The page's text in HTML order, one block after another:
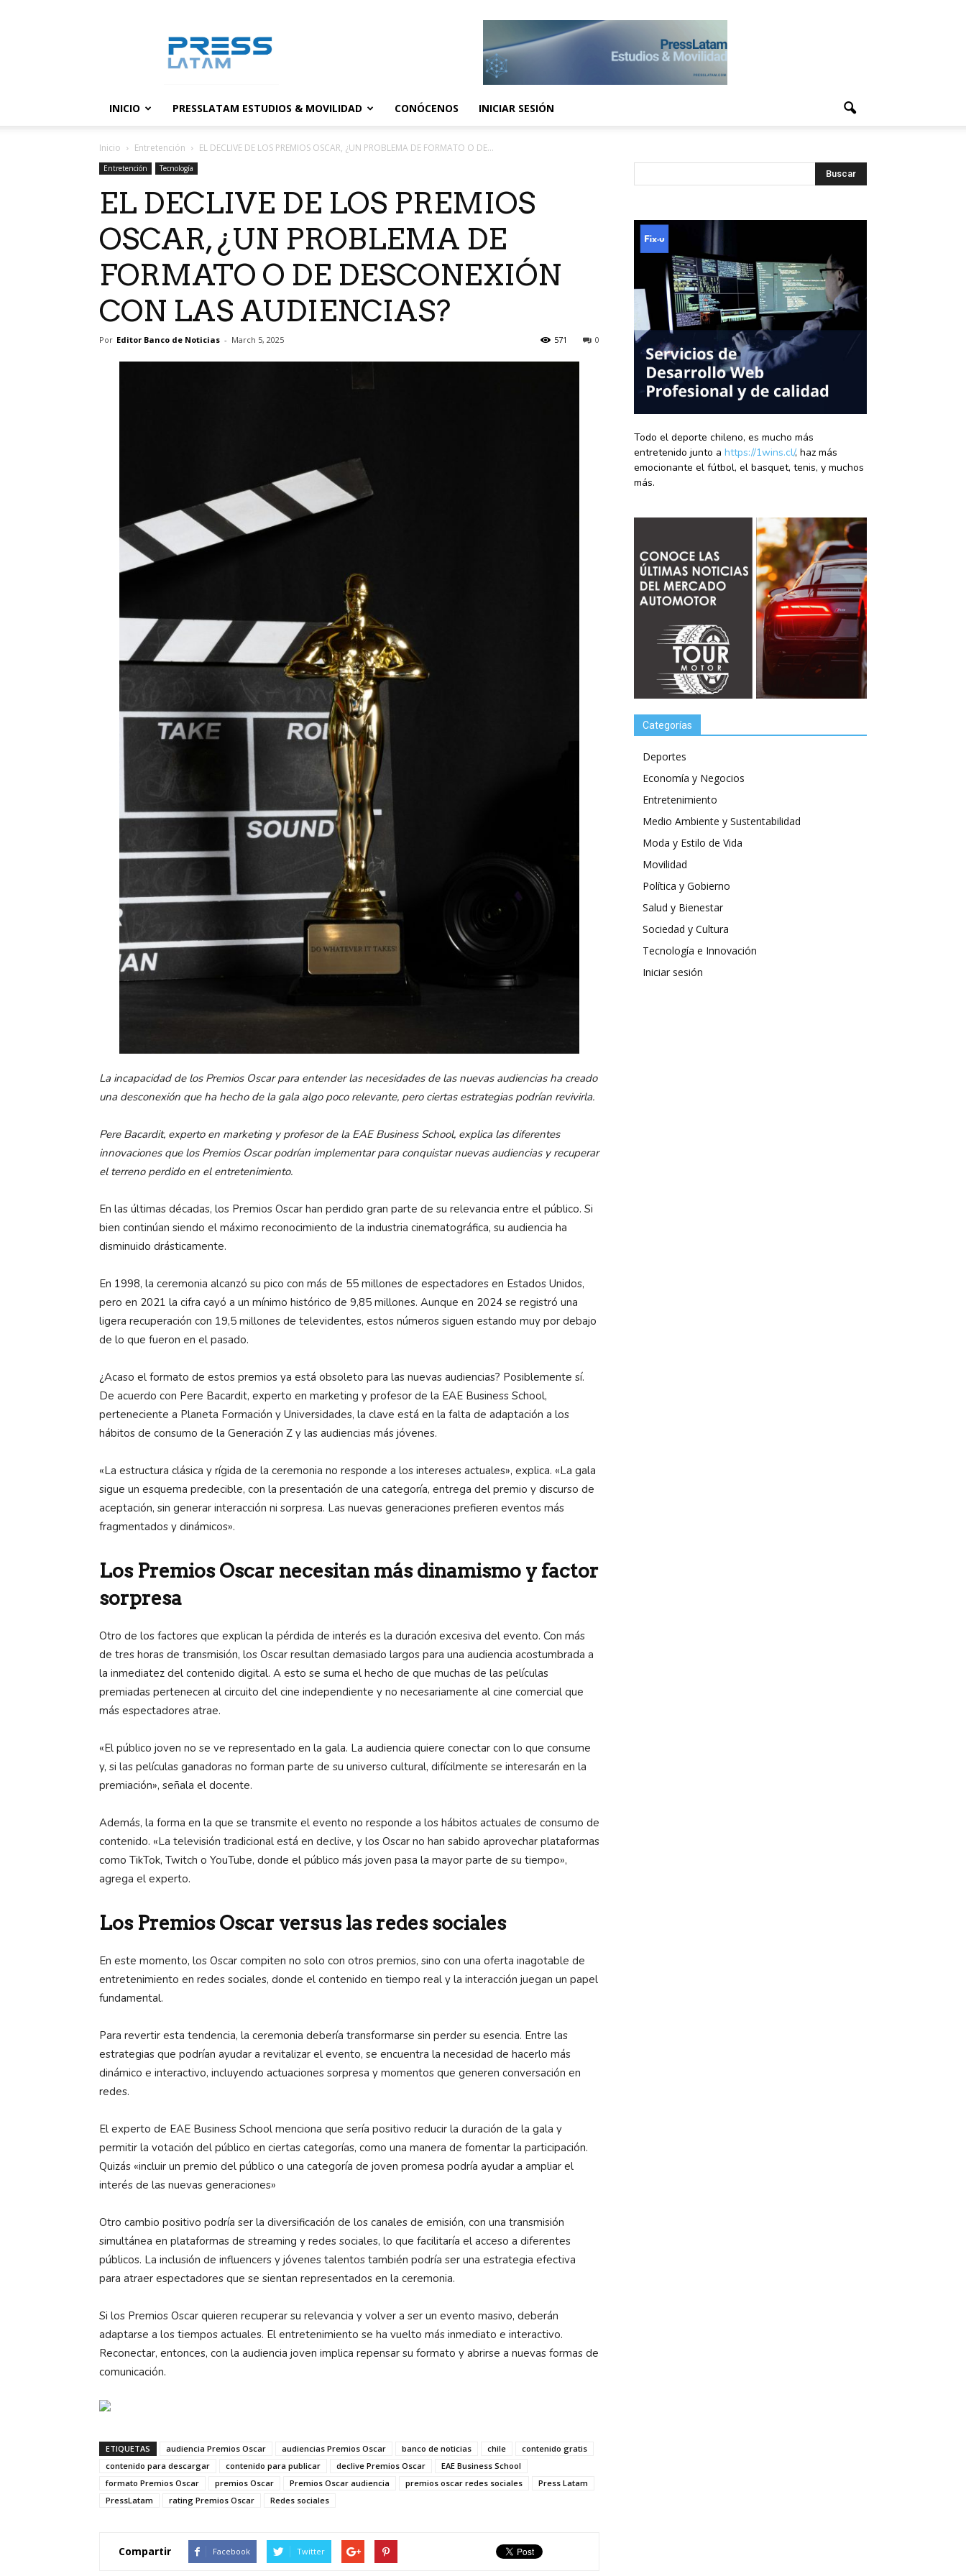
noticias
INICIO PRESSLATAM ESTUDIOS & MOVILIDAD CONÓCENOS INICIAR SESIÓN
Inicio Entretención EL DECLIVE DE LOS PREMIOS OSCAR, ¿UN PROBLEMA DE FORMATO O DE...
Entretención Tecnología
EL DECLIVE DE LOS PREMIOS
OSCAR, ¿UN PROBLEMA DE
FORMATO O DE DESCONEXIÓN
CON LAS AUDIENCIAS?
Por Editor Banco de Noticias - March 5, 2025 0
571
La incapacidad de los Premios Oscar para entender las necesidades de las nuevas audiencias ha creado
una desconexión que ha hecho de la gala algo poco relevante, pero ciertas estrategias podrían revivirla.
Pere Bacardit, experto en marketing y profesor de la EAE Business School, explica las diferentes
innovaciones que los Premios Oscar podrían implementar para conquistar nuevas audiencias y recuperar
el terreno perdido en el entretenimiento.
En las últimas décadas, los Premios Oscar han perdido gran parte de su relevancia entre el público. Si
bien continúan siendo el máximo reconocimiento de la industria cinematográfica, su audiencia ha
disminuido drásticamente.
En 1998, la ceremonia alcanzó su pico con más de 55 millones de espectadores en Estados Unidos,
pero en 2021 la cifra cayó a un mínimo histórico de 9,85 millones. Aunque en 2024 se registró una
ligera recuperación con 19,5 millones de televidentes, estos números siguen estando muy por debajo
de lo que fueron en el pasado.
¿Acaso el formato de estos premios ya está obsoleto para las nuevas audiencias? Posiblemente sí.
De acuerdo con Pere Bacardit, experto en marketing y profesor de la EAE Business School,
perteneciente a Planeta Formación y Universidades, la clave está en la falta de adaptación a los
hábitos de consumo de la Generación Z y las audiencias más jóvenes.
«La estructura clásica y rígida de la ceremonia no responde a los intereses actuales», explica. «La gala
sigue un esquema predecible, con la presentación de una categoría, entrega del premio y discurso de
aceptación, sin generar interacción ni sorpresa. Las nuevas generaciones prefieren eventos más
fragmentados y dinámicos».
Los Premios Oscar necesitan más dinamismo y factor
sorpresa
Otro de los factores que explican la pérdida de interés es la duración excesiva del evento. Con más
de tres horas de transmisión, los Oscar resultan demasiado largos para una audiencia acostumbrada a
la inmediatez del contenido digital. A esto se suma el hecho de que muchas de las películas
premiadas pertenecen al circuito del cine independiente y no necesariamente al cine comercial que
más espectadores atrae.
«El público joven no se ve representado en la gala. La audiencia quiere conectar con lo que consume
y, si las películas ganadoras no forman parte de su universo cultural, difícilmente se interesarán en la
premiación», señala el docente.
Además, la forma en la que se transmite el evento no responde a los hábitos actuales de consumo de
contenido. «La televisión tradicional está en declive, y los Oscar no han sabido aprovechar plataformas
como TikTok, Twitch o YouTube, donde el público más joven pasa la mayor parte de su tiempo»,
agrega el experto.
Los Premios Oscar versus las redes sociales
En este momento, los Oscar compiten no solo con otros premios, sino con una oferta inagotable de
entretenimiento en redes sociales, donde el contenido en tiempo real y la interacción juegan un papel
fundamental.
Para revertir esta tendencia, la ceremonia debería transformarse sin perder su esencia. Entre las
estrategias que podrían ayudar a revitalizar el evento, se encuentra la necesidad de hacerlo más
dinámico e interactivo, incluyendo actuaciones sorpresa y momentos que generen conversación en
redes.
El experto de EAE Business School menciona que sería positivo reducir la duración de la gala y
permitir la votación del público en ciertas categorías, como una manera de fomentar la participación.
Quizás «incluir un premio del público o una categoría de joven promesa podría ayudar a ampliar el
interés de las nuevas generaciones»
Otro cambio positivo podría ser la diversificación de los canales de emisión, con una transmisión
simultánea en plataformas de streaming y redes sociales, lo que facilitaría el acceso a diferentes
públicos. La inclusión de influencers y jóvenes talentos también podría ser una estrategia efectiva
para atraer espectadores que se sientan representados en la ceremonia.
Si los Premios Oscar quieren recuperar su relevancia y volver a ser un evento masivo, deberán
adaptarse a los tiempos actuales. El entretenimiento se ha vuelto más inmediato e interactivo.
Reconectar, entonces, con la audiencia joven implica repensar su formato y abrirse a nuevas formas de
comunicación.
ETIQUETAS audiencia Premios Oscar audiencias Premios Oscar banco de noticias chile
contenido gratis
contenido para descargar
contenido para publicar declive Premios Oscar
EAE Business School
formato Premios Oscar
premios Oscar Premios Oscar audiencia premios oscar redes sociales
Press Latam
PressLatam
rating Premios Oscar Redes sociales
Compartir Facebook Twitter
Todo el deporte chileno, es mucho más
entretenido junto a https://1wins.cl/, haz más
emocionante el fútbol, el basquet, tenis, y muchos
más.
Categorías
Deportes
Economía y Negocios
Entretenimiento
Medio Ambiente y Sustentabilidad
Moda y Estilo de Vida
Movilidad
Política y Gobierno
Salud y Bienestar
Sociedad y Cultura
Tecnología e Innovación
Iniciar sesión